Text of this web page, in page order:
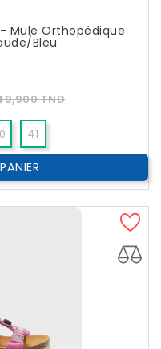
Mule Orthopédique
Bleu
TNDPrix
41